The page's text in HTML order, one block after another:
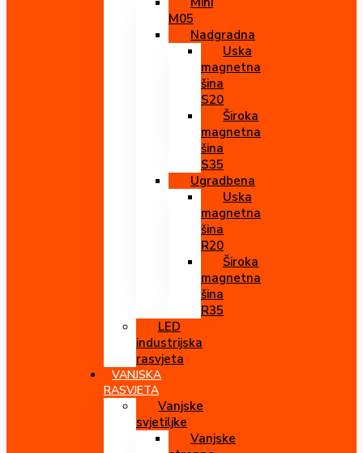
M05
Nadgradna
Uska
magnetna
šina
S20
Široka
magnetna
šina
S35
Ugradbena
Uska
magnetna
šina
R20
Široka
magnetna
šina
R35
LED
industrijska
rasvjeta
VANJSKA
RASVJETA
Vanjske
svjetiljke
Vanjske